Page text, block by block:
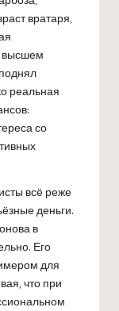
вратаря,
высшем
реальная
со
всё реже
деньги.
в
Его
для
что при